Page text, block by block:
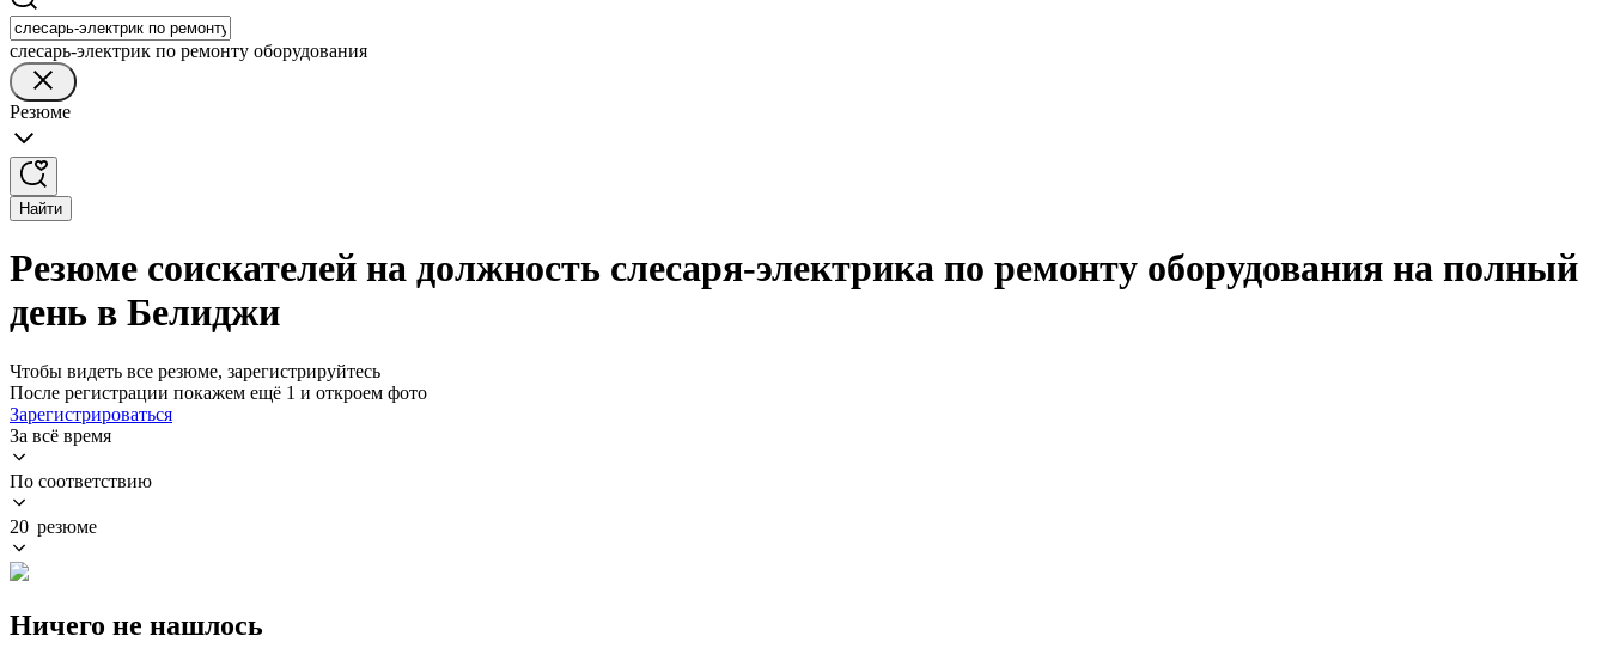
слесарь-электрик по ремонту оборудования
Резюме
Найти
Резюме соискателей на должность слесаря-электрика по ремонту оборудования на полный
день в Белиджи
Чтобы видеть все резюме, зарегистрируйтесь
После регистрации покажем ещё 1 и откроем фото
Зарегистрироваться
За всё время
По соответствию
20 резюме
Ничего не нашлось